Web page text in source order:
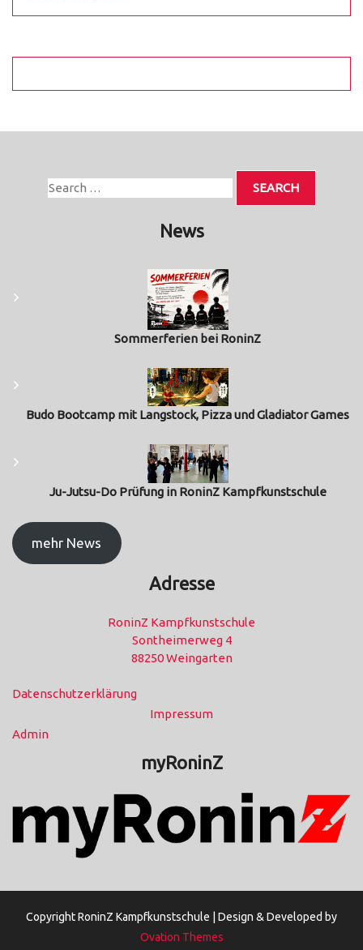
News
Sommerferien bei RoninZ
Budo Bootcamp mit Langstock, Pizza und Gladiator Games
Ju-Jutsu-Do Prüfung in RoninZ Kampfkunstschule
mehr News
Adresse
RoninZ Kampfkunstschule
Sontheimerweg 4
88250 Weingarten
Datenschutzerklärung
Impressum
Admin
myRoninZ
Copyright RoninZ Kampfkunstschule |
Design & Developed by
Ovation Themes